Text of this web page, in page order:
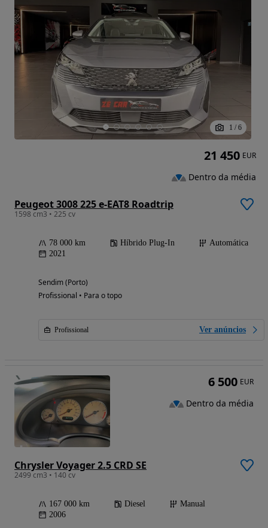
1 / 6
Peugeot 3008 225 e-EAT8 Roadtrip
1598 cm3 • 225 cv
78 000 km Híbrido Plug-In
Automática
2021
Sendim (Porto)
Profissional • Para o topo
Profissional Ver anúncios
21 450 EUR
Dentro da média
Chrysler Voyager 2.5 CRD SE
2499 cm3 • 140 cv
167 000 km Diesel
Manual
2006
6 500 EUR
Dentro da média